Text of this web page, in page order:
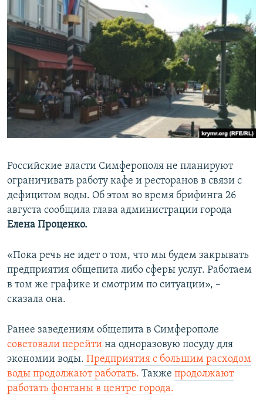
ИНФОГРАФИКА
ТЕЛЕПРОЕКТ КРЫМ.РЕАЛИИ
СОВЕТЫ ПРАВОЗАЩИТНИКОВ
ПРОПАВШИЕ БЕЗ ВЕСТИ
ПОБЕДИТЕЛЕЙ НЕ СУДЯТ?
КРЫМ.НЕПОКОРЕННЫЙ
КАК ОБОЙТИ БЛОКИРОВКУ
Українською
Qırımtatar
ПРИСОЕДИНЯЙТЕСЬ!
Все сайты RFE/RL
Российские власти Симферополя не планируют
ограничивать работу кафе и ресторанов в связи с
дефицитом воды. Об этом во время брифинга 26
августа сообщила глава администрации города
Елена Проценко.
«Пока речь не идет о том, что мы будем закрывать
предприятия общепита либо сферы услуг. Работаем
в том же графике и смотрим по ситуации», –
сказала она.
Ранее заведениям общепита в Симферополе
советовали перейти на одноразовую посуду для
экономии воды. Предприятия с большим расходом
воды продолжают работать. Также продолжают
работать фонтаны в центре города.